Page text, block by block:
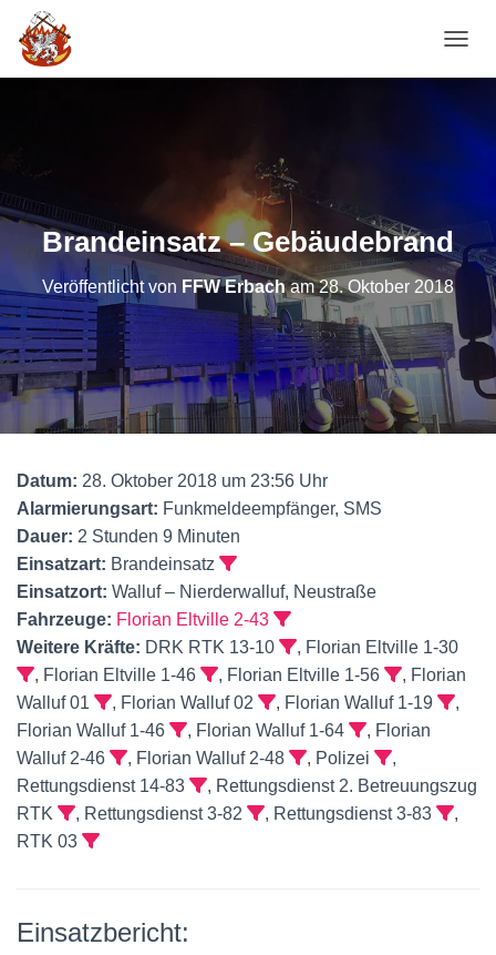
Brandeinsatz – Gebäudebrand
Veröffentlicht von FFW Erbacham28. Oktober 2018
Datum: 28. Oktober 2018 um 23:56 Uhr
Alarmierungsart: Funkmeldeempfänger, SMS
Dauer: 2 Stunden 9 Minuten
Einsatzart: Brandeinsatz
Einsatzort: Walluf – Nierderwalluf, Neustraße
Fahrzeuge: Florian Eltville 2-43
Weitere Kräfte: DRK RTK 13-10
, Florian Eltville 1-30
, Florian Eltville 1-46
, Florian Eltville 1-56
, Florian
Walluf 01
, Florian Walluf 02 , Florian Walluf 1-19
,
Florian Walluf 1-46
, Florian Walluf 1-64
, Florian
Walluf 2-46
, Florian Walluf 2-48 , Polizei
,
Rettungsdienst 14-83
, Rettungsdienst 2. Betreuungszug
RTK
, Rettungsdienst 3-82 , Rettungsdienst 3-83
,
RTK 03
Einsatzbericht: